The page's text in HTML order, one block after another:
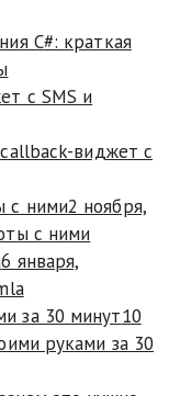
C#: краткая
виджет с
2 ноября,
с ними
6 января,
10
руками за 30